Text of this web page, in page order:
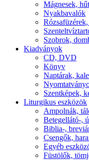
Mágnesek,
Nyakbavalók
Szobrok,
Kiadványok
CD, DVD
Könyv
Naptárak,
Szentképek,
Liturgikus eszközök
Ampolnák,
Betegellátó-,
Biblia-,
Csengők,
Egyéb
Füstölők,